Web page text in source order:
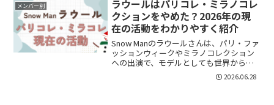
よると、写真集...
メンバー別
ラウールはパリコレ・ミラノコレ
クションをやめた？2026年の現
在の活動をわかりやすく紹介
Snow Manのラウールさんは、パリ・ファ
ッションウィークやミラノコレクション
への出演で、モデルとしても世界から注
目を集めてきました。その一方で、「最
近パリコレに出ていない？」「ミラノコ
2026.06.28